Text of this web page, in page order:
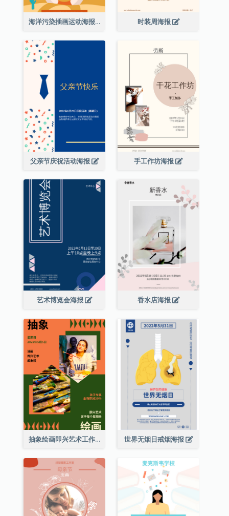
海洋污染插画运动海报 时装周海报
父亲节庆祝活动海报 手工作坊海报
艺术博览会海报 香水店海报
抽象绘画即兴艺术工作坊海报 世界无烟日戒烟海报